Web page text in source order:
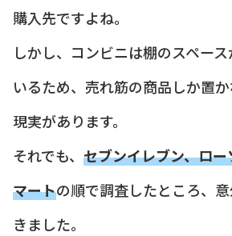
購入先ですよね。
しかし、コンビニは棚のスペー
いるため、売れ筋の商品しか置
現実があります。
それでも、 セブンイレブン、ロ
マートの順で調査したところ、
きました。